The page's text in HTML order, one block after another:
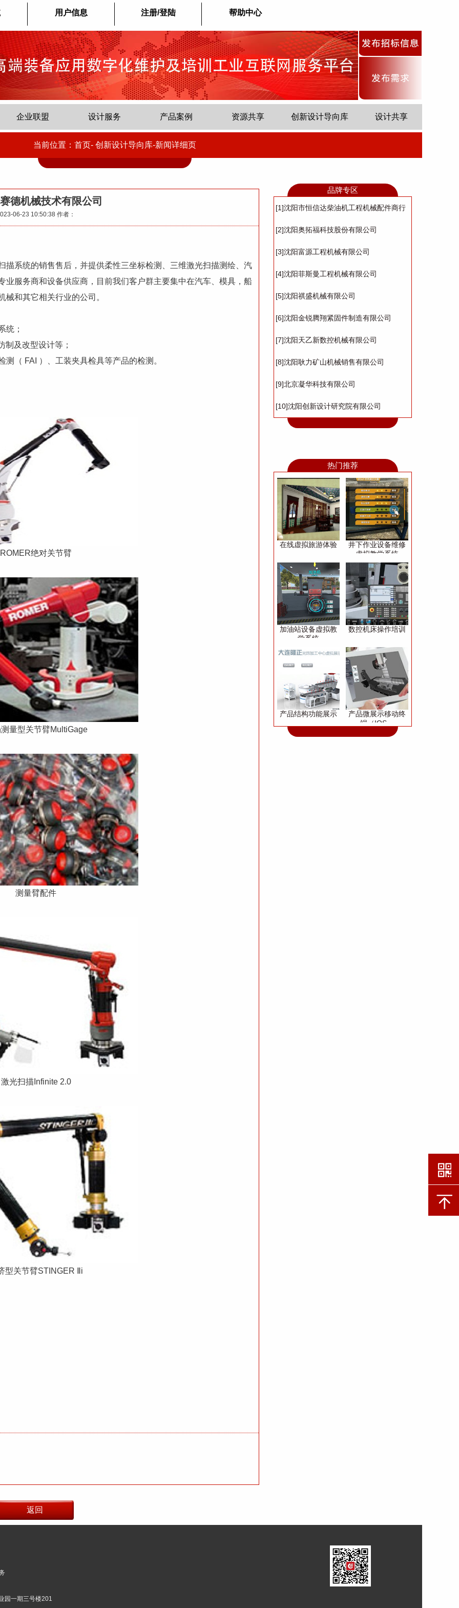
用户信息 注册/登陆 帮助中心
企业联盟 设计服务 产品案例 资源共享 创新设计导向库 设计共享
当前位置：首页- 创新设计导向库-新闻详细页
德机械技术有限公司
06-23 10:50:38 作者：
统的销售售后，并提供柔性三坐标检测、三维激光扫描测绘、汽
业服务商和设备供应商，目前我们客户群主要集中在汽车、模具，船
和其它相关行业的公司。
；
及改型设计等；
FAI ）、工装夹具检具等产品的检测。
ROMER绝对关节臂
量型关节臂MultiGage
测量臂配件
激光扫描Infinite 2.0
型关节臂STINGER Ⅱi
品牌专区
[1]沈阳市恒信达柴油机工程机械配件商行
[2]沈阳奥拓福科技股份有限公司
[3]沈阳富源工程机械有限公司
[4]沈阳菲斯曼工程机械有限公司
[5]沈阳祺盛机械有限公司
[6]沈阳金锐腾翔紧固件制造有限公司
[7]沈阳天乙新数控机械有限公司
[8]沈阳耿力矿山机械销售有限公司
[9]北京凝华科技有限公司
[10]沈阳创新设计研究院有限公司
热门推荐
在线虚拟旅游体验
井下作业设备维修
虚拟教学系统
加油站设备虚拟教
学系统
数控机床操作培训
产品结构功能展示
产品微展示移动终
端（IOS、
园一期三号楼201